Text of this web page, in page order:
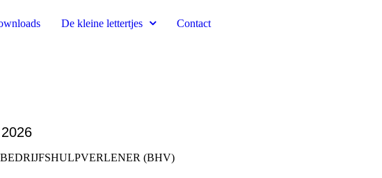
De kleine lettertjes Contact
BEDRIJFSHULPVERLENER (BHV)